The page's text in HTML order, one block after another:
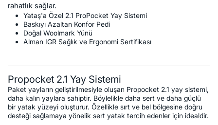
rahatlık sağlar.
Yataş'a Özel 2.1 ProPocket Yay Sistemi
Baskıyı Azaltan Konfor Pedi
Doğal Woolmark Yünü
Alman IGR Sağlık ve Ergonomi Sertifikası
Propocket 2.1 Yay Sistemi
Paket yayların geliştirilmesiyle oluşan Propocket 2.1 yay sistemi,
daha kalın yaylara sahiptir. Böylelikle daha sert ve daha güçlü
bir yatak yüzeyi oluşturur. Özellikle sırt ve bel bölgesine doğru
desteği sağlamaya yönelik sert yatak tercih edenler için idealdir.